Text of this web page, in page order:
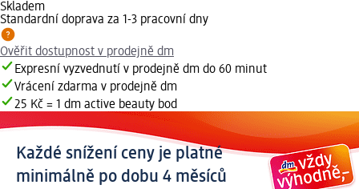
Skladem
Standardní doprava za 1-3 pracovní dny
Ověřit dostupnost v prodejně dm
Expresní vyzvednutí v prodejně dm do 60 minut
Vrácení zdarma v prodejně dm
25 Kč = 1 dm active beauty bod
Každé snížení ceny je platné
minimálně po dobu 4 měsíců